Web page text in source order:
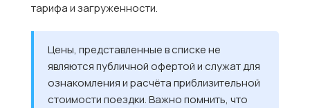
тарифа и загруженности.
Цены, представленные в списке не
являются публичной офертой и служат для
ознакомления и расчёта приблизительной
стоимости поездки. Важно помнить, что